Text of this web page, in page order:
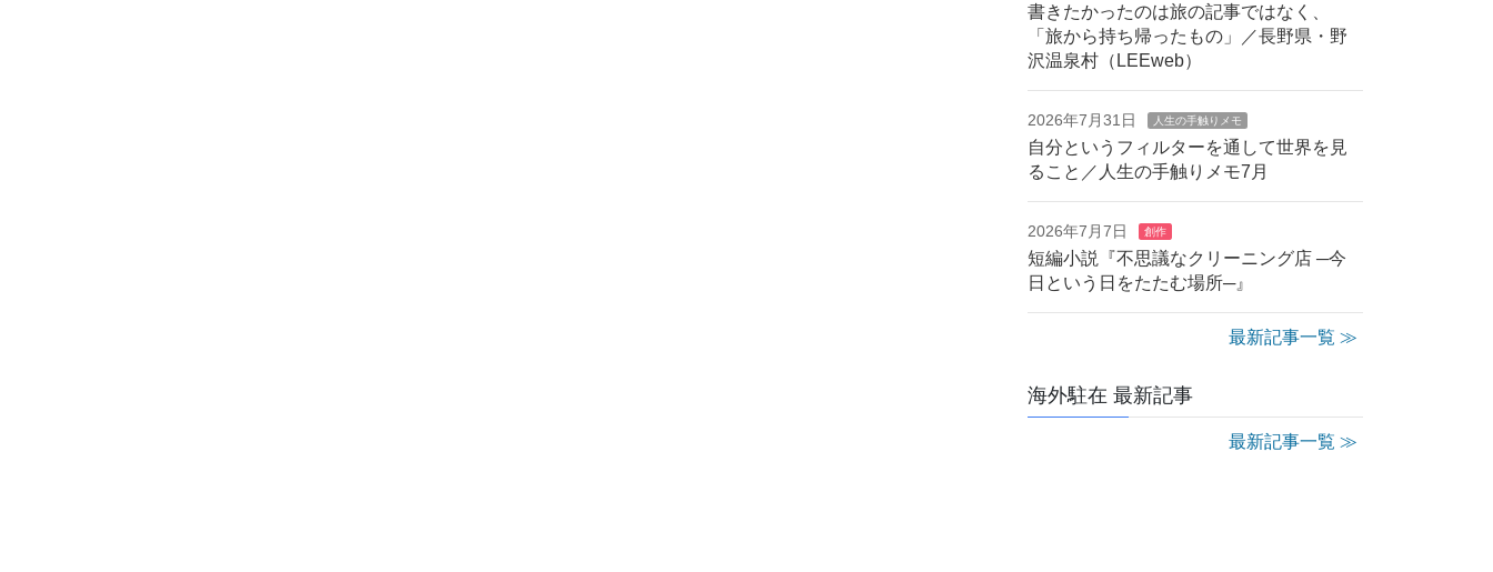
書きたかったのは旅の記事ではなく、
「旅から持ち帰ったもの」／長野県・野
沢温泉村（LEEweb）
2026年7月31日 人生の手触りメモ
自分というフィルターを通して世界を見
ること／人生の手触りメモ7月
2026年7月7日 創作
短編小説『不思議なクリーニング店 ─今
日という日をたたむ場所─』
最新記事一覧 ≫
海外駐在 最新記事
最新記事一覧 ≫